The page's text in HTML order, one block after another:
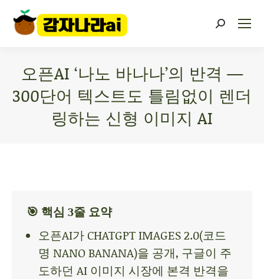
오픈AI ‘나노 바나나’의 반격 —
300단어 텍스트도 틀림없이 렌더
링하는 신형 이미지 AI
🎯 핵심 3줄 요약
오픈AI가 CHATGPT IMAGES 2.0(코드
명 NANO BANANA)을 공개, 구글이 주
도하던 AI 이미지 시장에 본격 반격을